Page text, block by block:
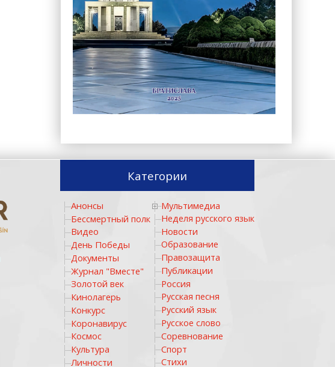
Категории
Анонсы
Бессмертный полк
Видео
День Победы
Документы
Журнал "Вместе"
Золотой век
Кинолагерь
Конкурс
Коронавирус
Космос
Культура
Личности
Мультимедиа
Неделя русского языка
Новости
Образование
Правозащита
Публикации
Россия
Русская песня
Русский язык
Русское слово
Соревнование
Спорт
Стихи